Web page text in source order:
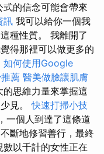
的信念可能會帶來
訊 我可以給你一個我
種性質。 我離開了
得那裡可以做更多的
如何使用Google
薦 醫美做臉讓肌膚
思維力量來掌握這
少見。快速打掃小技
一個人到達了這條道
斷地修習善行，最終
以千計的女性正在